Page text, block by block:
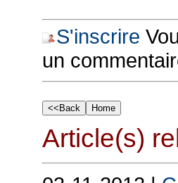
S'inscrire
un
Article(s)